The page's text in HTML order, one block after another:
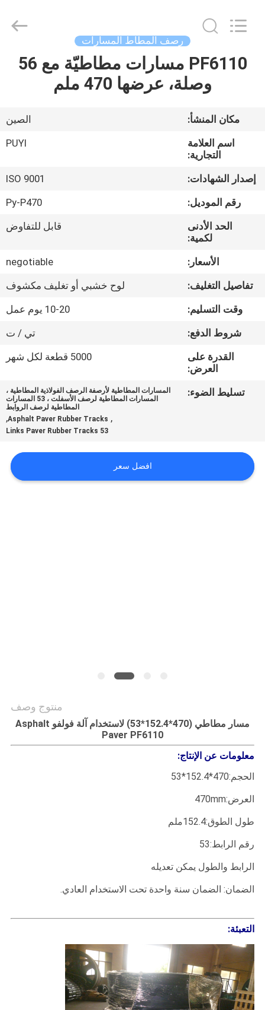
الصفحة
الرئيسية
منتجات
معلومات
عنا
جولة
المعمل
مراقبة
الجودة
اتصل
NEWS
Reserved.
رصف المطاط المسارات
PF6110 مسارات مطاطيّة مع 56
وصلة، عرضها 470 ملم
مكان المنشأ:
الصين
اسم العلامة
التجارية:
PUYI
إصدار الشهادات:
ISO 9001
رقم الموديل:
Py-P470
الحد الأدنى
لكمية:
قابل للتفاوض
الأسعار:
negotiable
تفاصيل التغليف:
لوح خشبي أو تغليف مكشوف
وقت التسليم:
10-20 يوم عمل
شروط الدفع:
تي / ت
القدرة على
العرض:
5000 قطعة لكل شهر
تسليط الضوء:
المسارات المطاطية لأرصفة الرصف الفولاذية المطاطية ،
المسارات المطاطية لرصف الأسفلت ، 53 المسارات
المطاطية لرصف الروابط
,
Asphalt Paver Rubber Tracks
,
53 Links Paver Rubber Tracks
افضل سعر
منتوج وصف
مسار مطاطي (470*152.4*53) لاستخدام آلة فولفو Asphalt
Paver PF6110
معلومات عن الإنتاج:
الحجم:470*152.4*53
العرض:470mm
طول الطوق:152.4ملم
رقم الرابط:53
الرابط والطول يمكن تعديله
الضمان: الضمان سنة واحدة تحت الاستخدام العادي.
التعبئة: